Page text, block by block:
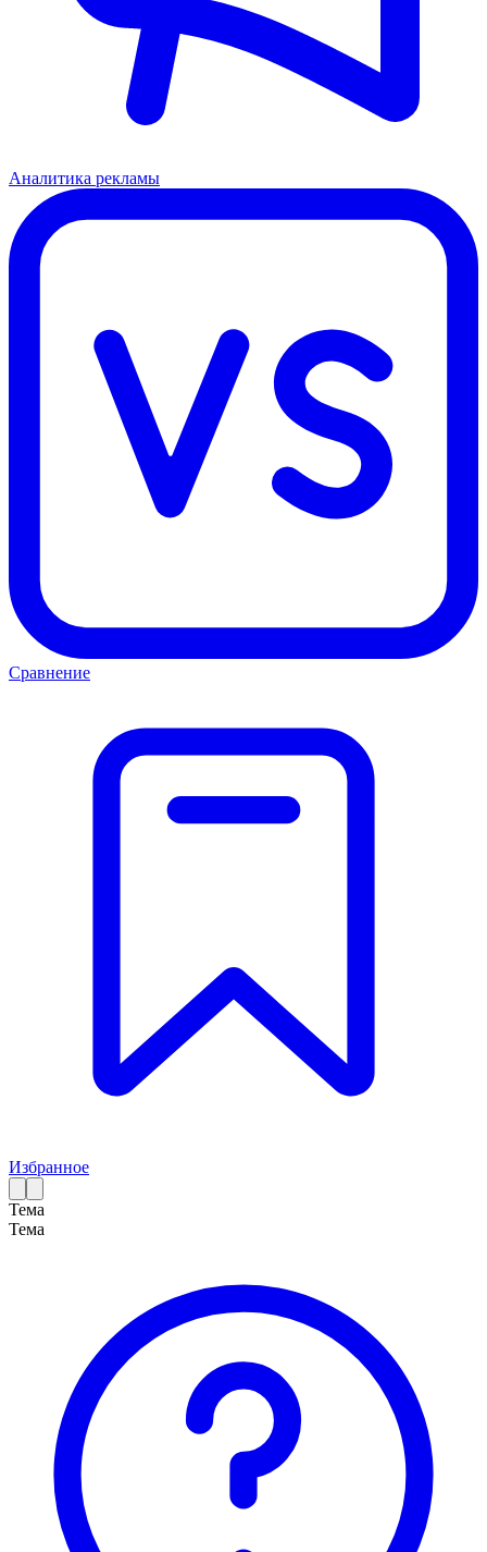
Аналитика рекламы
Сравнение
Избранное
Тема
Тема